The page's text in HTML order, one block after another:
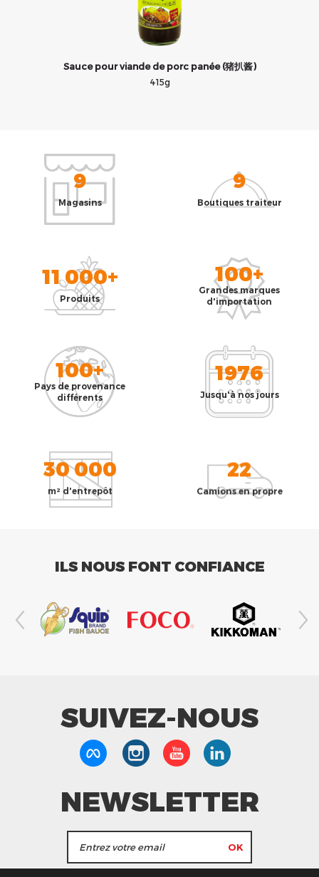
Sauce pour viande de porc panée (猪扒酱)
415g
9
Magasins
9
Boutiques traiteur
11 000+
Produits
100+
Grandes marques
d'importation
100+
Pays de provenance
différents
1976
Jusqu'à nos jours
30 000
m² d'entrepôt
22
Camions en propre
ILS NOUS FONT CONFIANCE
SUIVEZ-NOUS
NEWSLETTER